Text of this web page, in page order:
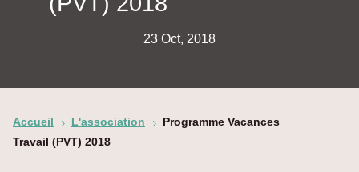
23 Oct, 2018
Accueil 5 L'association 5
Programme Vacances
Travail (PVT) 2018